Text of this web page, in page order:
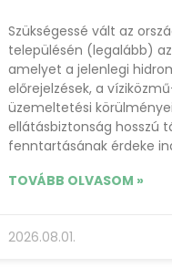
Szükségessé vált az
településén (legalább)
amelyet a jelenlegi
előrejelzések, a
üzemeltetési
ellátásbiztonság hosszú
fenntartásának érdeke
TOVÁBB OLVASOM »
2026.08.01.